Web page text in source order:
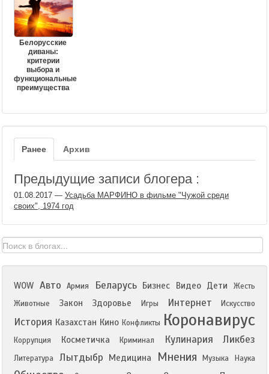
Белорусские
диваны:
критерии
выбора и
функциональные
преимущества
Ранее Архив
Предыдущие записи блогера :
01.08.2017 — Усадьба МАРФИНО в фильме "Чужой среди
своих", 1974 год
WOW Авто Армия Беларусь Бизнес Видео Дети
Жесть
Животные
Закон Здоровье Игры Интернет Искусство
История Казахстан Кино Конфликты Коронавирус
Коррупция Косметичка Криминал Кулинария Ликбез
Литература Лытдыбр Медицина Мнения Музыка Наука